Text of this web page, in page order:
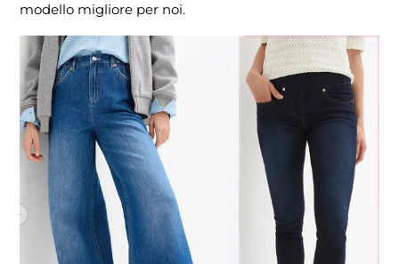
modello migliore per noi.